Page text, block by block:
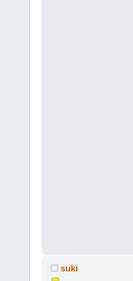
suki